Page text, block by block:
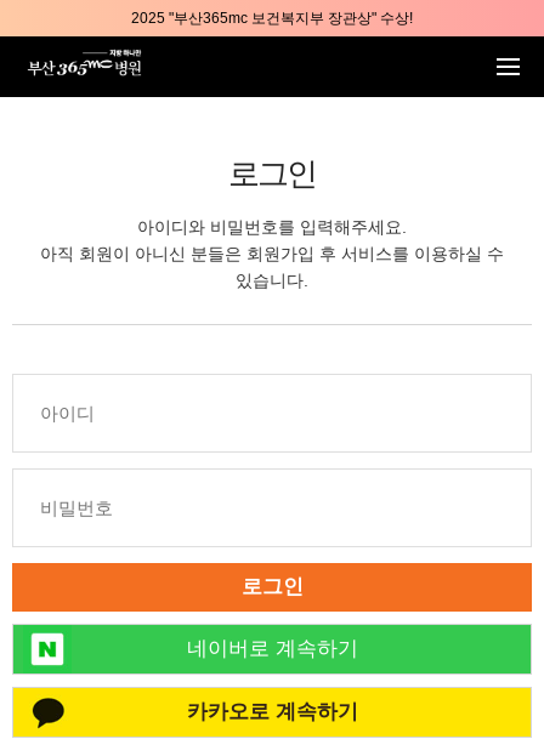
2025 "부산365mc 보건복지부 장관상" 수상!
부산365mc병원, 8/15(토) 광복절 정상진료
로그인
아이디와 비밀번호를 입력해주세요.
아직 회원이 아니신 분들은 회원가입 후 서비스를 이용하실 수
있습니다.
로그인
네이버로 계속하기
카카오로 계속하기